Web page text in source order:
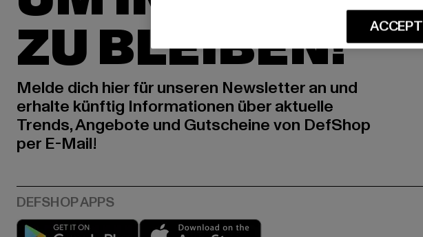
ZU BLEIBEN!
Melde dich hier für unseren Newsletter an und
erhalte künftig Informationen über aktuelle
Trends, Angebote und Gutscheine von DefShop
per E-Mail!
Play market
ACCEPT